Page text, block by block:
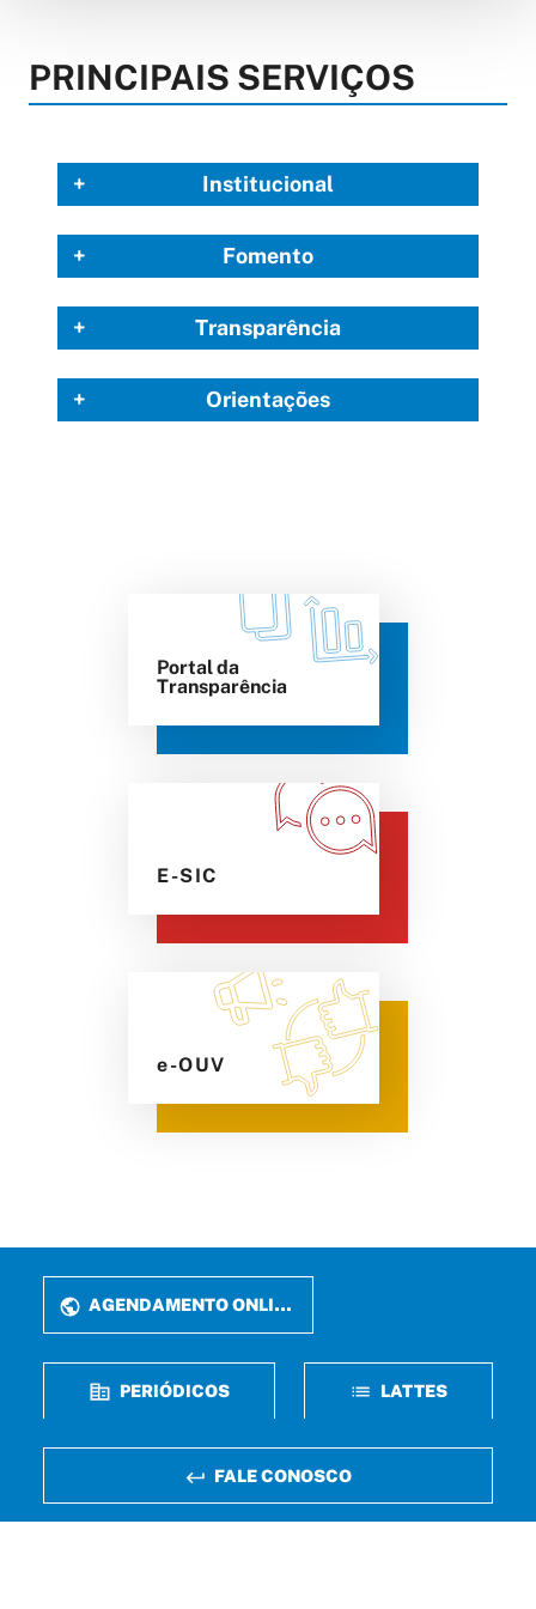
PRINCIPAIS SERVIÇOS
Institucional
Fomento
Transparência
Orientações
Portal da
Transparência
E-SIC
e-OUV
AGENDAMENTO ONLINE
PERIÓDICOS LATTES
FALE CONOSCO